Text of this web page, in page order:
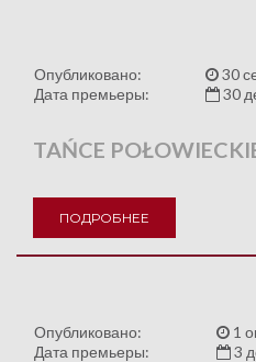
Опубликовано:
30
Дата премьеры:
30
TAŃCE
ПОДРОБНЕЕ
Опубликовано:
1
Дата премьеры:
3